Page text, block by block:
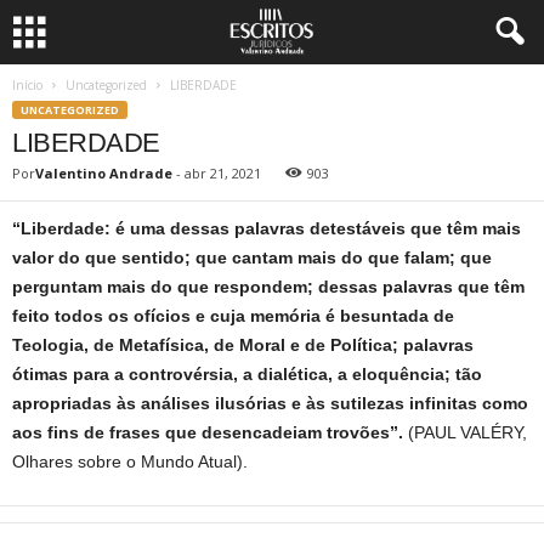
Início Uncategorized LIBERDADE
UNCATEGORIZED
LIBERDADE
PorValentino Andrade - abr 21, 2021 903
“Liberdade: é uma dessas palavras detestáveis que têm mais
valor do que sentido; que cantam mais do que falam; que
perguntam mais do que respondem; dessas palavras que têm
feito todos os ofícios e cuja memória é besuntada de
Teologia, de Metafísica, de Moral e de Política; palavras
ótimas para a controvérsia, a dialética, a eloquência; tão
apropriadas às análises ilusórias e às sutilezas infinitas como
aos fins de frases que desencadeiam trovões”. (PAUL VALÉRY,
Olhares sobre o Mundo Atual).